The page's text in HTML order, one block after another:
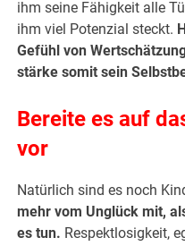
ihm seine Fähigkeit alle
ihm viel Potenzial steckt.
Gefühl von
stärke somit sein
Bereite es auf
vor
Natürlich sind es noch
mehr vom Unglück mit,
es tun. Respektlosigkeit,